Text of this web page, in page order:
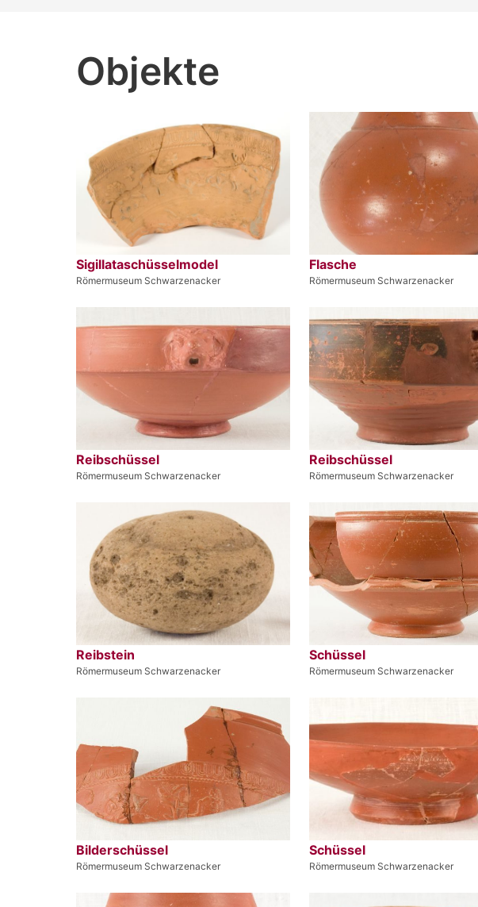
Objekte
Sigillataschüsselmodel
Römermuseum Schwarzenacker
Flasche
Römermuseum Schwarzenacker
Reibschüssel
Römermuseum Schwarzenacker
Reibschüssel
Römermuseum Schwarzenacker
Reibstein
Römermuseum Schwarzenacker
Schüssel
Römermuseum Schwarzenacker
Bilderschüssel
Römermuseum Schwarzenacker
Schüssel
Römermuseum Schwarzenacker